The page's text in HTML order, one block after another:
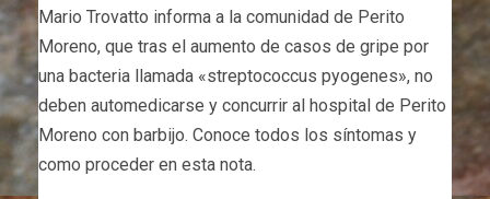
Mario Trovatto informa a la comunidad de Perito
Moreno, que tras el aumento de casos de gripe por
una bacteria llamada «streptococcus pyogenes», no
deben automedicarse y concurrir al hospital de Perito
Moreno con barbijo. Conoce todos los síntomas y
como proceder en esta nota.